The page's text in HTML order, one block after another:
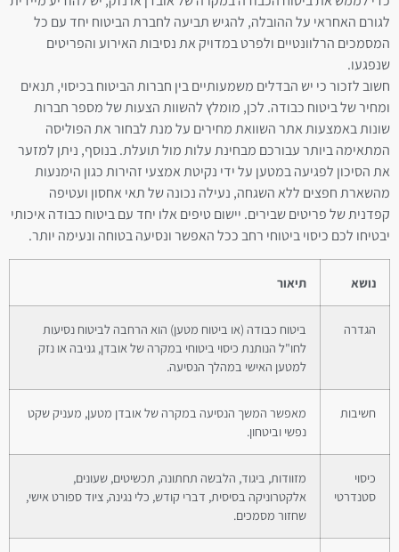
לגורם האחראי על ההובלה, להגיש תביעה לחברת הביטוח יחד עם כל
המסמכים הרלוונטיים ולפרט במדויק את נסיבות האירוע והפריטים
שנפגעו.
חשוב לזכור כי יש הבדלים משמעותיים בין חברות הביטוח בכיסוי, תנאים
ומחיר של ביטוח כבודה. לכן, מומלץ להשוות הצעות של מספר חברות
שונות באמצעות אתר השוואת מחירים על מנת לבחור את הפוליסה
המתאימה ביותר עבורכם מבחינת עלות מול תועלת. בנוסף, ניתן למזער
את הסיכון לפגיעה במטען על ידי נקיטת אמצעי זהירות כגון הימנעות
מהשארת חפצים ללא השגחה, נעילה נכונה של תאי אחסון ועטיפה
קפדנית של פריטים שבירים. יישום טיפים אלו יחד עם ביטוח כבודה איכותי
יבטיחו לכם כיסוי ביטוחי רחב ככל האפשר ונסיעה בטוחה ונעימה יותר.
נושא תיאור
הגדרה
ביטוח כבודה (או ביטוח מטען) הוא הרחבה לביטוח נסיעות
לחו"ל הנותנת כיסוי ביטוחי במקרה של אובדן, גניבה או נזק
למטען האישי במהלך הנסיעה.
חשיבות
מאפשר המשך הנסיעה במקרה של אובדן מטען, מעניק שקט
נפשי וביטחון.
כיסוי
סטנדרטי
מזוודות, ביגוד, הלבשה תחתונה, תכשיטים, שעונים,
אלקטרוניקה בסיסית, דברי קודש, כלי נגינה, ציוד ספורט אישי,
שחזור מסמכים.